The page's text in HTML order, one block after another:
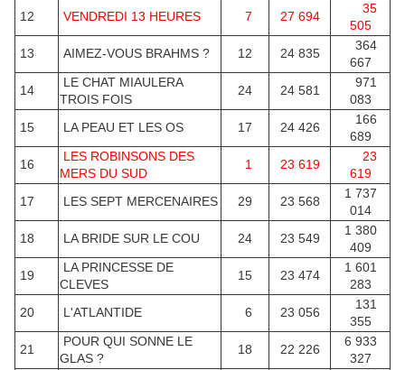
12
VENDREDI 13 HEURES 7 27 694
35
505
13
AIMEZ-VOUS BRAHMS ? 12 24 835
364
667
14
LE CHAT MIAULERA
TROIS FOIS
24 24 581
971
083
15
LA PEAU ET LES OS 17 24 426
166
689
16
LES ROBINSONS DES
MERS DU SUD
1 23 619
23
619
17
LES SEPT MERCENAIRES 29 23 568
1 737
014
18
LA BRIDE SUR LE COU 24 23 549
1 380
409
19
LA PRINCESSE DE
CLEVES
15 23 474
1 601
283
20
L'ATLANTIDE 6 23 056
131
355
21
POUR QUI SONNE LE
GLAS ?
18 22 226
6 933
327